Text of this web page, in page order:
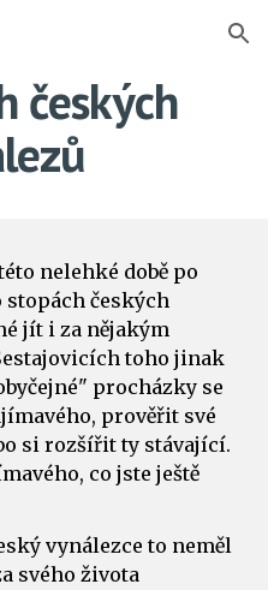
Skip to navigation
českých
nelehké době po
stopách českých
jít i za nějakým
toho jinak
procházky se
prověřit své
si rozšířit ty stávající.
co jste ještě
vynálezce to neměl
svého života